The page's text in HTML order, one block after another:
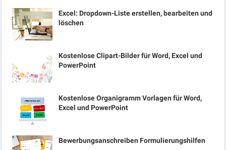
Excel: Dropdown-Liste erstellen, bearbeiten und
löschen
Kostenlose Clipart-Bilder für Word, Excel und
PowerPoint
Kostenlose Organigramm Vorlagen für Word,
Excel und PowerPoint
Bewerbungsanschreiben Formulierungshilfen